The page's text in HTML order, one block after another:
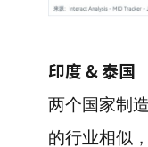
印度 & 泰国
两个国家制
的行业相似